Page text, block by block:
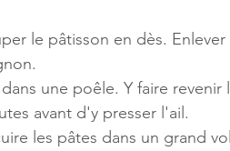
le pâtisson en dès.
une poêle. Y faire
avant d'y presser l'ail.
les pâtes dans un grand